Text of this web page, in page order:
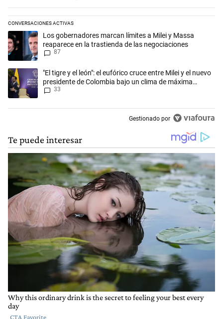
CONVERSACIONES ACTIVAS
Este listado muestra los artículos con más comentarios en los
Un artículo de tendencia con el título "Los gobernadores marcan
Los gobernadores marcan límites a Milei y Massa
reaparece en la trastienda de las negociaciones
87
Un artículo de tendencia con el título ""El tigre y el león": el eufórico
"El tigre y el león": el eufórico cruce entre Milei y el nuevo
presidente de Colombia bajo un clima de máxima
tensión
33
Gestionado por